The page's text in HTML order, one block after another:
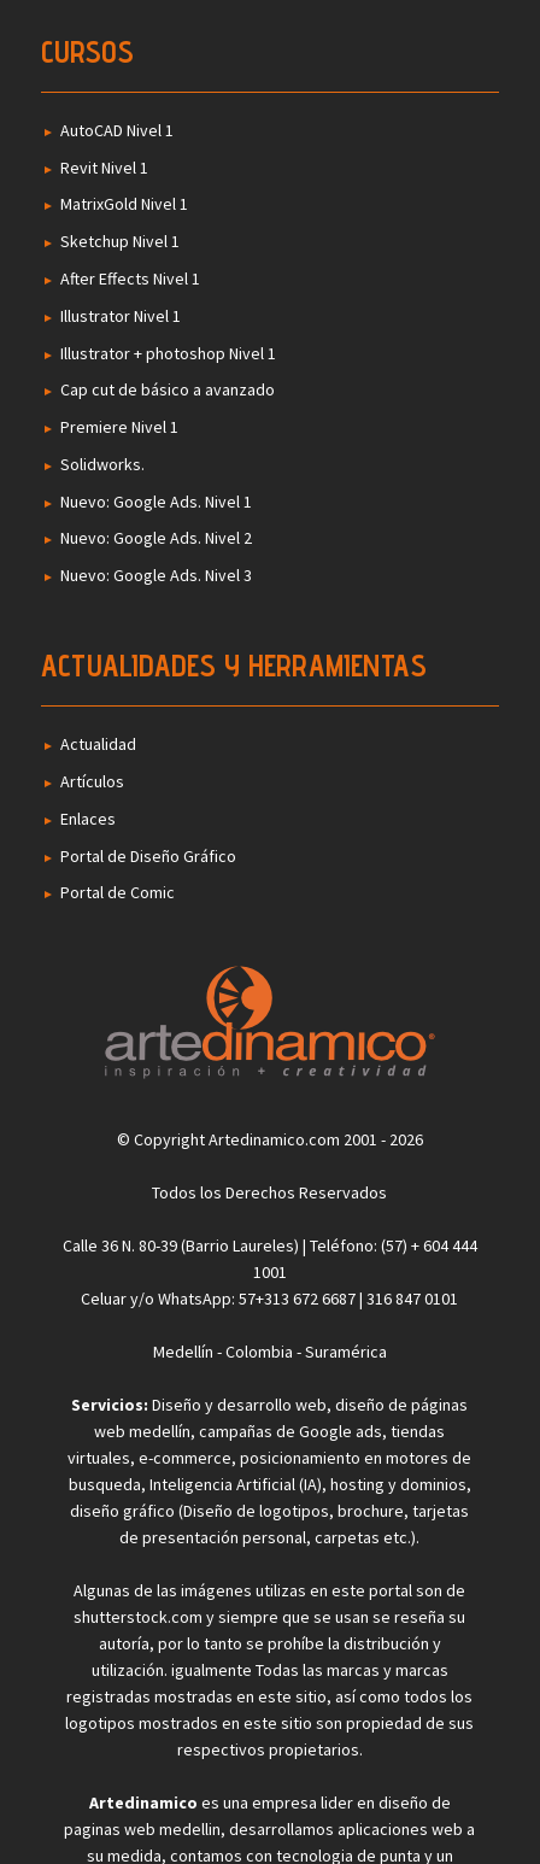
CURSOS
AutoCAD Nivel 1
Revit Nivel 1
MatrixGold Nivel 1
Sketchup Nivel 1
After Effects Nivel 1
Illustrator Nivel 1
Illustrator + photoshop Nivel 1
Cap cut de básico a avanzado
Premiere Nivel 1
Solidworks.
Nuevo: Google Ads. Nivel 1
Nuevo: Google Ads. Nivel 2
Nuevo: Google Ads. Nivel 3
ACTUALIDADES Y HERRAMIENTAS
Actualidad
Artículos
Enlaces
Portal de Diseño Gráfico
Portal de Comic
© Copyright Artedinamico.com 2001 - 2026
Todos los Derechos Reservados
Calle 36 N. 80-39 (Barrio Laureles) | Teléfono: (57) + 604 444
1001
Celuar y/o WhatsApp: 57+313 672 6687 | 316 847 0101
Medellín - Colombia - Suramérica
Servicios:Diseño y desarrollo web, diseño de páginas
web medellín, campañas de Google ads, tiendas
virtuales, e-commerce, posicionamiento en motores de
busqueda, Inteligencia Artificial (IA), hosting y dominios,
diseño gráfico (Diseño de logotipos, brochure, tarjetas
de presentación personal, carpetas etc.).
Algunas de las imágenes utilizas en este portal son de
shutterstock.com y siempre que se usan se reseña su
autoría, por lo tanto se prohíbe la distribución y
utilización. igualmente Todas las marcas y marcas
registradas mostradas en este sitio, así como todos los
logotipos mostrados en este sitio son propiedad de sus
respectivos propietarios.
Artedinamico es una empresa lider en diseño de
paginas web medellin, desarrollamos aplicaciones web a
su medida, contamos con tecnologia de punta y un